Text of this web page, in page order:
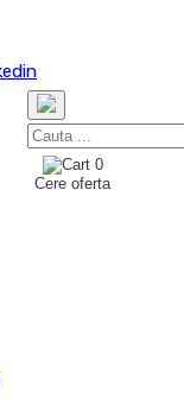
0
Cere oferta